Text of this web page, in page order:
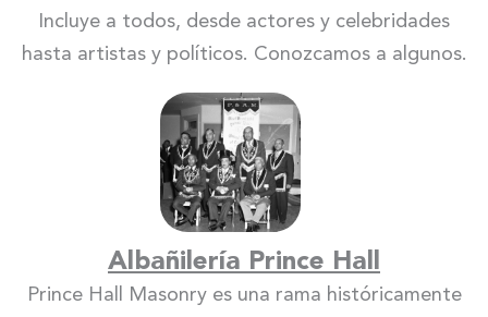
Incluye a todos, desde actores y celebridades
hasta artistas y políticos. Conozcamos a algunos.
Albañilería Prince Hall
Prince Hall Masonry es una rama históricamente